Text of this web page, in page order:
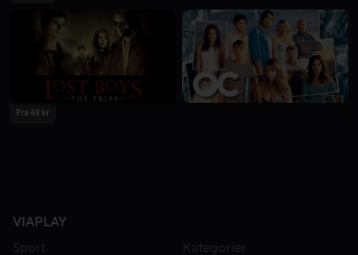
Fra 49 kr
VIAPLAY
Sport
Kategorier